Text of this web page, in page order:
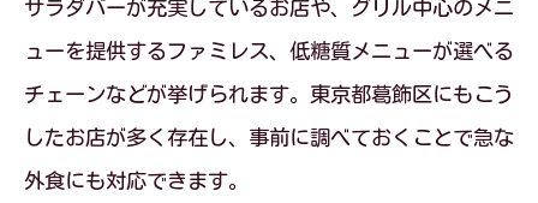
ス対策
太らない外食ランキングを参考にした選
び方
ファミレスで実践できる外食ダイエット
の生活習慣
サラダバーが充実しているお店や、グリル中心のメニ
ューを提供するファミレス、低糖質メニューが選べる
チェーンなどが挙げられます。東京都葛飾区にもこう
したお店が多く存在し、事前に調べておくことで急な
外食にも対応できます。